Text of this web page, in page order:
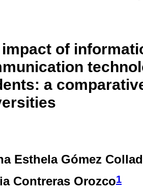
impact of
a
Esthela Gómez
Contreras Orozco1